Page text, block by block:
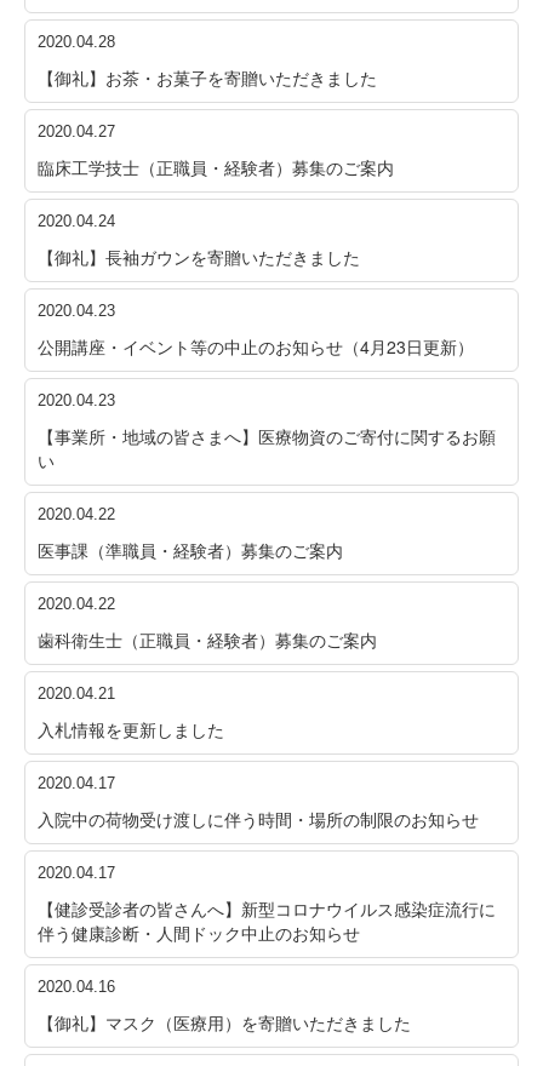
2020.04.28
【御礼】お茶・お菓子を寄贈いただきました
2020.04.27
臨床工学技士（正職員・経験者）募集のご案内
2020.04.24
【御礼】長袖ガウンを寄贈いただきました
2020.04.23
公開講座・イベント等の中止のお知らせ（4月23日更新）
2020.04.23
【事業所・地域の皆さまへ】医療物資のご寄付に関するお願
い
2020.04.22
医事課（準職員・経験者）募集のご案内
2020.04.22
歯科衛生士（正職員・経験者）募集のご案内
2020.04.21
入札情報を更新しました
2020.04.17
入院中の荷物受け渡しに伴う時間・場所の制限のお知らせ
2020.04.17
【健診受診者の皆さんへ】新型コロナウイルス感染症流行に
伴う健康診断・人間ドック中止のお知らせ
2020.04.16
【御礼】マスク（医療用）を寄贈いただきました